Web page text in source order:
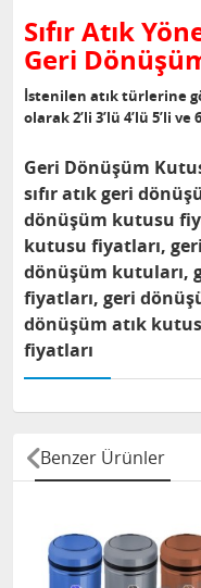
Sıfır Atık
Geri
İstenilen atık türlerine
olarak 2’li 3’lü 4’lü 5’li
Geri Dönüşüm
sıfır atık geri
dönüşüm kutusu
kutusu fiyatları,
dönüşüm kutuları,
fiyatları, geri
dönüşüm atık
fiyatları
Benzer Ürünler